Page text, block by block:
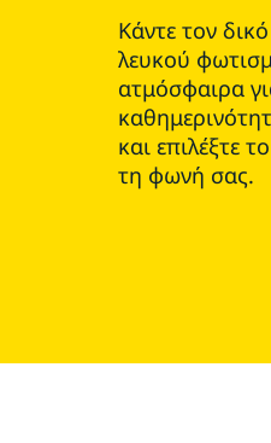
Κάντε τον
λευκού
ατμόσφαιρα
και επιλέξτε
τη φωνή σας.